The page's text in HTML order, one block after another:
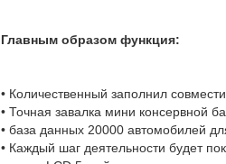
Главным образом функция:
• Количественный заполнил
• Точная завалка мини консервной
• база данных 20000 автомобилей
• Каждый шаг деятельности будет